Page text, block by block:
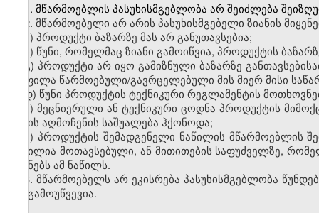
1. მწარმოებლის პასუხისმგებლობა არ შეიძლება
2. მწარმოებელი არ არის პასუხისმგებელი ზიანის
ა) პროდუქტი ბაზარზე მას არ განუთავსებია;
ბ) წუნი, რომელმაც ზიანი გამოიწვია, პროდუქტის
გ) პროდუქტი არ იყო გამიზნული ბაზარზე
ყოფილა წარმოებული/გავრცელებული მის მიერ მისი
დ) წუნი პროდუქტის ტექნიკური რეგლამენტის
ე) მეცნიერული ან ტექნიკური ცოდნა პროდუქტის
წუნის აღმოჩენის საშუალება ჰქონოდა;
ვ) პროდუქტის შემადგენელი ნაწილის მწარმოებლის
ნაწილია მოთავსებული, ან მითითების საფუძველზე,
იყენებს ამ ნაწილს.
3. მწარმოებელს არ ეკისრება პასუხისმგებლობა
არ გამოუწვევია.